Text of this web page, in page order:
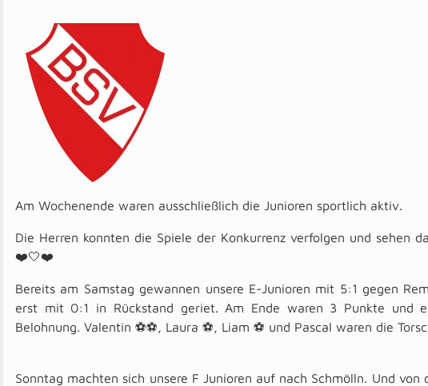
Am Wochenende waren ausschließlich die Junioren sportlich aktiv.
Die Herren konnten die Spiele der Konkurrenz verfolgen und sehen
❤️🤍❤️
Bereits am Samstag gewannen unsere E-Junioren mit 5:1 gegen
erst mit 0:1 in Rückstand geriet. Am Ende waren 3 Punkte und
Belohnung. Valentin ⚽️⚽️, Laura ⚽️, Liam ⚽️ und Pascal waren die
Sonntag machten sich unsere F Junioren auf nach Schmölln. Und